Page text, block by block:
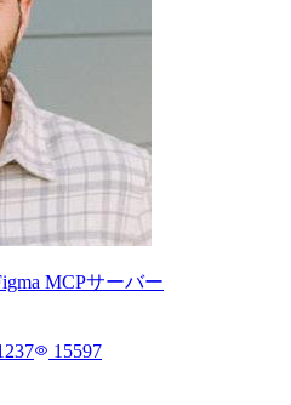
MCPサーバー
15597